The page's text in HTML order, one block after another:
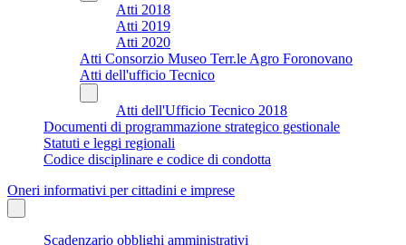
Atti 2018
Atti 2019
Atti 2020
Atti Consorzio Museo Terr.le Agro Foronovano
Atti dell'ufficio Tecnico
Atti dell'Ufficio Tecnico 2018
Documenti di programmazione strategico gestionale
Statuti e leggi regionali
Codice disciplinare e codice di condotta
Oneri informativi per cittadini e imprese
Scadenzario obblighi amministrativi